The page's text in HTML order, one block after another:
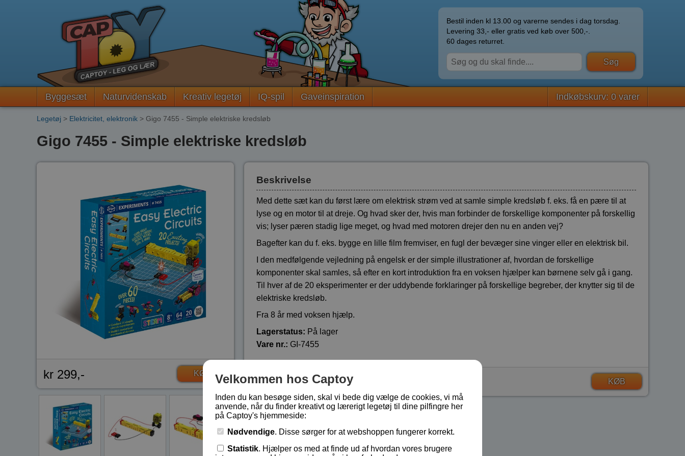
Bestil inden kl 13.00 og varerne sendes i dag torsdag.
Levering 33,- eller gratis ved køb over 500,-.
60 dages returret.
Byggesæt Naturvidenskab Kreativ legetøj IQ-spil Gaveinspiration Indkøbskurv: 0 varer
Legetøj > Elektricitet, elektronik > Gigo 7455 - Simple elektriske kredsløb
Gigo 7455 - Simple elektriske kredsløb
kr 299,- KØB
Beskrivelse
Med dette sæt kan du først lære om elektrisk strøm ved at samle simple kredsløb f. eks. få en pære til at
lyse og en motor til at dreje. Og hvad sker der, hvis man forbinder de forskellige komponenter på forskellig
vis; lyser pæren stadig lige meget, og hvad med motoren drejer den nu en anden vej?
Bagefter kan du f. eks. bygge en lille film fremviser, en fugl der bevæger sine vinger eller en elektrisk bil.
I den medfølgende vejledning på engelsk er der simple illustrationer af, hvordan de forskellige
komponenter skal samles, så efter en kort introduktion fra en voksen hjælper kan børnene selv gå i gang.
Til hver af de 20 eksperimenter er der uddybende forklaringer på forskellige begreber, der knytter sig til de
elektriske kredsløb.
Fra 8 år med voksen hjælp.
Lagerstatus: På lager
Vare nr.: GI-7455
kr 299,- KØB
Velkommen hos Captoy
Inden du kan besøge siden, skal vi bede dig vælge de cookies, vi må
anvende, når du finder kreativt og lærerigt legetøj til dine pilfingre her
på Captoy's hjemmeside:
Nødvendige. Disse sørger for at webshoppen fungerer korrekt.
Statistik. Hjælper os med at finde ud af hvordan vores brugere